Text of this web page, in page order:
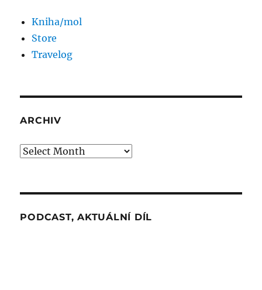
Kniha/mol
Store
Travelog
ARCHIV
Archiv
PODCAST, AKTUÁLNÍ DÍL